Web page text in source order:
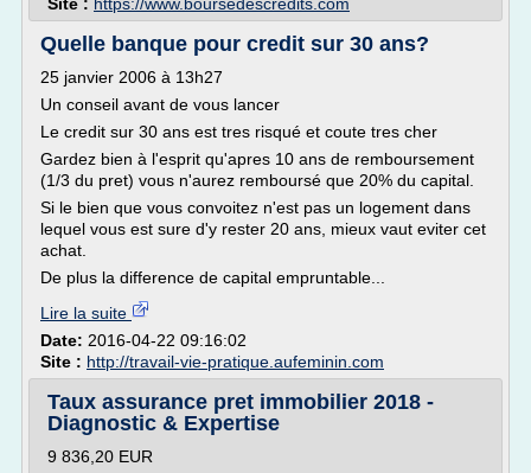
Quelle banque pour credit sur 30 ans?
25 janvier 2006 à 13h27
Un conseil avant de vous lancer
Le credit sur 30 ans est tres risqué et coute tres cher
Gardez bien à l'esprit qu'apres 10 ans de remboursement
(1/3 du pret) vous n'aurez remboursé que 20% du capital.
Si le bien que vous convoitez n'est pas un logement dans
lequel vous est sure d'y rester 20 ans, mieux vaut eviter cet
achat.
De plus la difference de capital empruntable...
Lire la suite
Date: 2016-04-22 09:16:02
Site : http://travail-vie-pratique.aufeminin.com
Taux assurance pret immobilier 2018 -
Diagnostic & Expertise
9 836,20 EUR